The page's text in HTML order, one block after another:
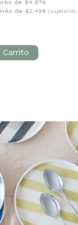
de $4.876
de $2.438 (superando